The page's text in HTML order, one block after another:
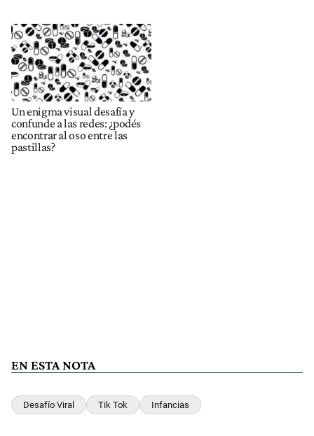
Un enigma visual desafía y
confunde a las redes: ¿podés
encontrar al oso entre las
pastillas?
EN ESTA NOTA
Desafío Viral Tik Tok Infancias